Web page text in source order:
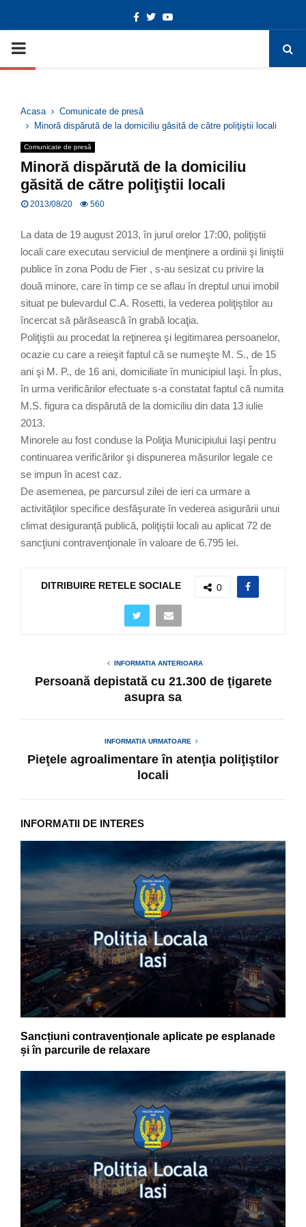
Deschide bara de unelte
Facebook
TwitterYoutube
PRIMARY
Acasa
Comunicate de presă
Minoră dispărută de la domiciliu găsită de către poliţiştii locali
Comunicate de presă
Minoră dispărută de la domiciliu
găsită de către poliţiştii locali
2013/08/20 560
La data de 19 august 2013, în jurul orelor 17:00, poliţiştii
locali care executau serviciul de menţinere a ordinii şi liniştii
publice în zona Podu de Fier , s-au sesizat cu privire la
două minore, care în timp ce se aflau în dreptul unui imobil
situat pe bulevardul C.A. Rosetti, la vederea poliţiştilor au
încercat să părăsească în grabă locaţia.
Poliţiştii au procedat la reţinerea şi legitimarea persoanelor,
ocazie cu care a reieşit faptul că se numeşte M. S., de 15
ani şi M. P., de 16 ani, domiciliate în municipiul Iaşi. În plus,
în urma verificărilor efectuate s-a constatat faptul că numita
M.S. figura ca dispărută de la domiciliu din data 13 iulie
2013.
Minorele au fost conduse la Poliţia Municipiului Iaşi pentru
continuarea verificărilor şi dispunerea măsurilor legale ce
se impun în acest caz.
De asemenea, pe parcursul zilei de ieri ca urmare a
activităţilor specifice desfăşurate în vederea asigurării unui
climat desiguranţă publică, poliţiştii locali au aplicat 72 de
sancţiuni contravenţionale în valoare de 6.795 lei.
DITRIBUIRE RETELE SOCIALE 0
INFORMATIA ANTERIOARA
Persoană depistată cu 21.300 de ţigarete
asupra sa
INFORMATIA URMATOARE
Pieţele agroalimentare în atenţia poliţiştilor
locali
INFORMATII DE INTERES
Sancțiuni contravenționale aplicate pe esplanade
și în parcurile de relaxare